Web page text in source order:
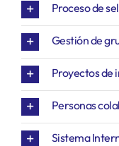
PROYECTOS/
SERVICIOS
APOYO I+D+I
Proceso de
Gestión de
Proyectos de
Personas
Sistema